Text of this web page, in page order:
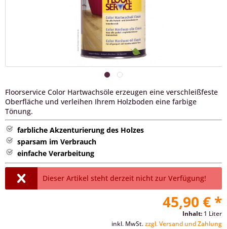
Floorservice Color Hartwachsöle erzeugen eine verschleißfeste
Oberfläche und verleihen Ihrem Holzboden eine farbige
Tönung.
farbliche Akzenturierung des Holzes
sparsam im Verbrauch
einfache Verarbeitung
Dieser Artikel steht derzeit nicht zur Verfügung!
45,90 € *
Inhalt: 1 Liter
inkl. MwSt.zzgl. Versand und Zahlung